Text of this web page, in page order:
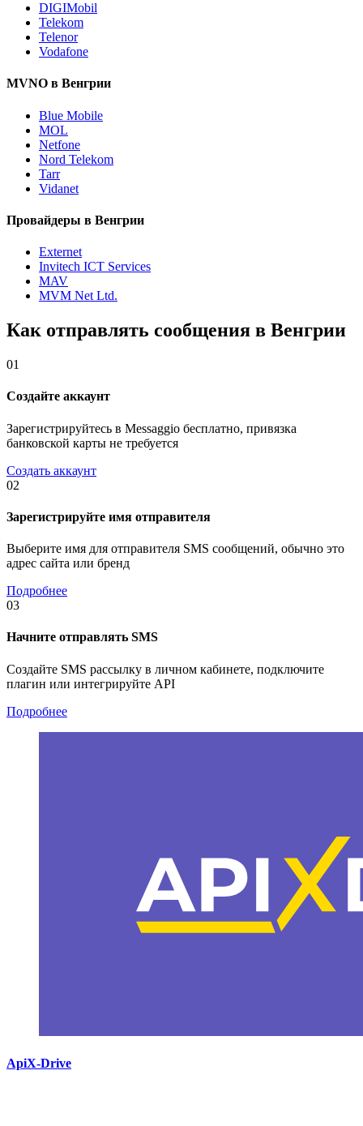
DIGIMobil
Telekom
Telenor
Vodafone
MVNO в Венгрии
Blue Mobile
MOL
Netfone
Nord Telekom
Tarr
Vidanet
Провайдеры в Венгрии
Externet
Invitech ICT Services
MAV
MVM Net Ltd.
Как отправлять сообщения в Венгрии
01
Создайте аккаунт
Зарегистрируйтесь в Messaggio бесплатно, привязка
банковской карты не требуется
Создать аккаунт
02
Зарегистрируйте имя отправителя
Выберите имя для отправителя SMS сообщений, обычно это
адрес сайта или бренд
Подробнее
03
Начните отправлять SMS
Создайте SMS рассылку в личном кабинете, подключите
плагин или интегрируйте API
Подробнее
ApiX-Drive